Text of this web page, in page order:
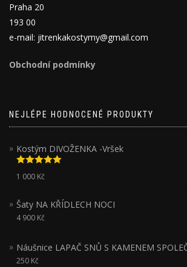
Praha 20
193 00
e-mail: jitrenkakostymy@gmail.com
Obchodní podmínky
NEJLÉPE HODNOCENÉ PRODUKTY
Kostým DIVOŽENKA -Vršek
5.00z 5
1 000 Kč
Šaty NA KŘÍDLECH NOCI
4 900 Kč
Náušnice LAPAČ SNŮ S KAMENEM
250 Kč